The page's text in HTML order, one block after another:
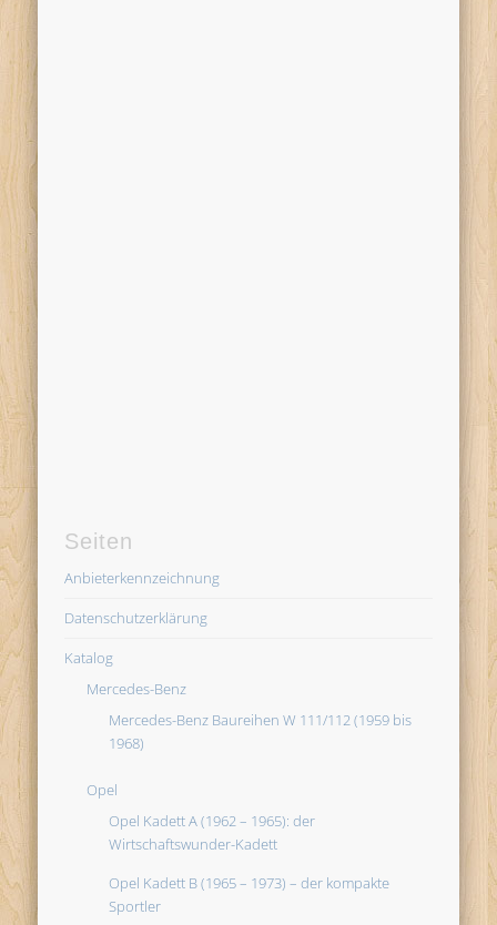
Seiten
Anbieterkennzeichnung
Datenschutzerklärung
Katalog
Mercedes-Benz
Mercedes-Benz Baureihen W 111/112 (1959 bis
1968)
Opel
Opel Kadett A (1962 – 1965): der
Wirtschaftswunder-Kadett
Opel Kadett B (1965 – 1973) – der kompakte
Sportler